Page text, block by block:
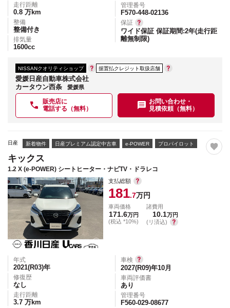
走行距離
0.8 万km
整備
整備付き
排気量
1600cc
管理番号
F570-448-02136
保証
ワイド保証 保証期間:2年(走行距
離無制限)
NISSANクオリティショップ 据置払クレジット取扱店舗
愛媛日産自動車株式会社
カータウン西条
愛媛県
販売店に
電話する（無料）
お問い合わせ・
見積依頼（無料）
日産 新着物件 日産プレミアム認定中古車 e-POWER プロパイロット
キックス
1.2 X (e-POWER) シートヒーター・ナビTV・ドラレコ
支払総額
181.7万円
車両価格
171.6万円
(税込 *10%)
諸費用
10.1万円
(リ済込)
年式
2021(R03)年
修復歴
なし
走行距離
3.7 万km
車検
2027(R09)年10月
車両評価書
あり
管理番号
F560-029-08677